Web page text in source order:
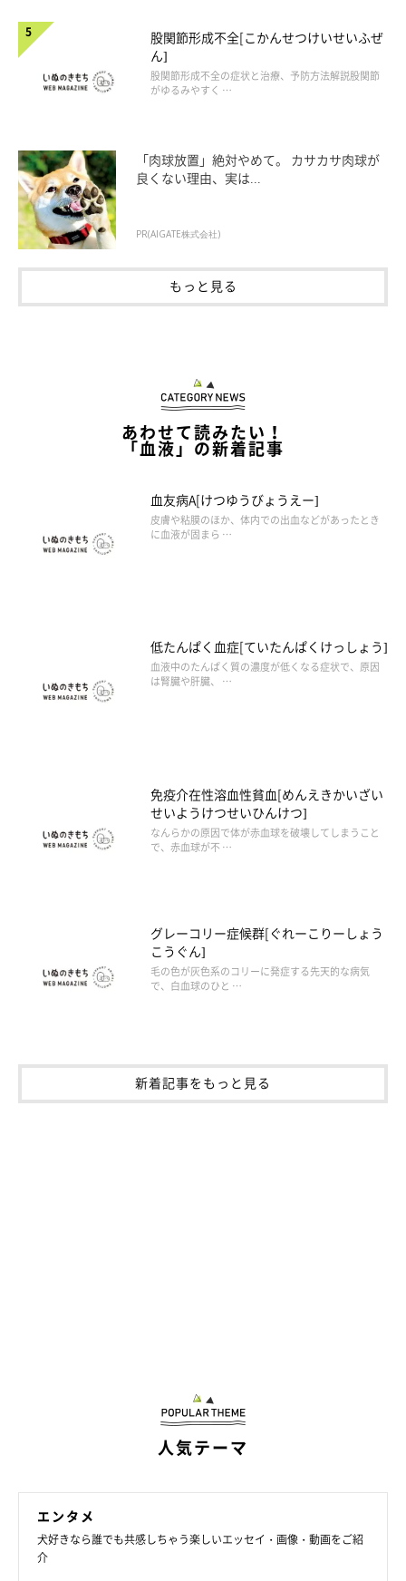
股関節形成不全[こかんせつけいせいふぜ
ん]
股関節形成不全の症状と治療、予防方法解説股関節
がゆるみやすく …
「肉球放置」絶対やめて。 カサカサ肉球が
良くない理由、実は...
PR(AIGATE株式会社)
もっと見る
あわせて読みたい！
「血液」の新着記事
血友病A[けつゆうびょうえー]
皮膚や粘膜のほか、体内での出血などがあったとき
に血液が固まら …
低たんぱく血症[ていたんぱくけっしょう]
血液中のたんぱく質の濃度が低くなる症状で、原因
は腎臓や肝臓、 …
免疫介在性溶血性貧血[めんえきかいざい
せいようけつせいひんけつ]
なんらかの原因で体が赤血球を破壊してしまうこと
で、赤血球が不 …
グレーコリー症候群[ぐれーこりーしょう
こうぐん]
毛の色が灰色系のコリーに発症する先天的な病気
で、白血球のひと …
新着記事をもっと見る
人気テーマ
エンタメ
犬好きなら誰でも共感しちゃう楽しいエッセイ・画像・動画をご紹
介